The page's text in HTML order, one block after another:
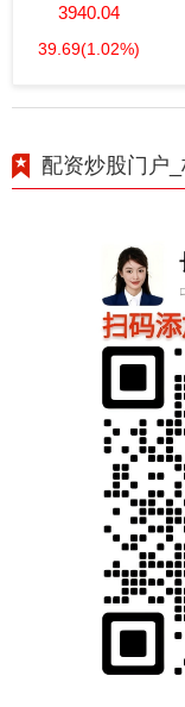
3940.04
39.69(1.02%)
配资炒股门户